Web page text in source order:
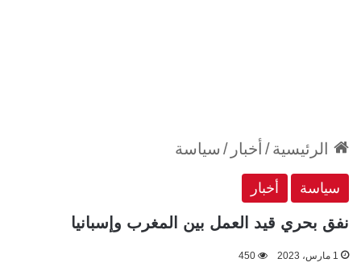
الرئيسية/ أخبار / سياسة
سياسة أخبار
نفق بحري قيد العمل بين المغرب وإسبانيا
1 مارس، 2023 450